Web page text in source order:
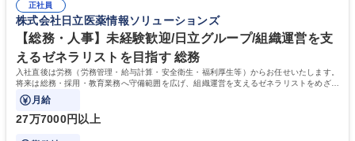
募集職種 【大阪・京都・滋賀】営業事務 ※未経験可
えて、お客様や社員の状況に合わせ、能動的なサポート、改善の動きも期
待され。組織を支えるスペシャリストとして、チームに貢献し、結果的に
社員から頼られる存在になることができます。平均19:30の退勤以降の業
務の持ち帰りも禁止されており、メリハリのある働き方となります。 学
歴・資格 学歴：大学院 大学 高専 短大 語学力： 資格：
正社員
株式会社日立医薬情報ソリューションズ
【総務・人事】未経験歓迎/日立グループ/組織運営を支
えるゼネラリストを目指す 総務
入社直後は労務（労務管理・給与計算・安全衛生・福利厚生等）からお任せいたします。
将来は総務・採用・教育業務へ守備範囲を広げ、組織運営を支えるゼネラリストをめざせ
ます。
月給
27万7000円以上